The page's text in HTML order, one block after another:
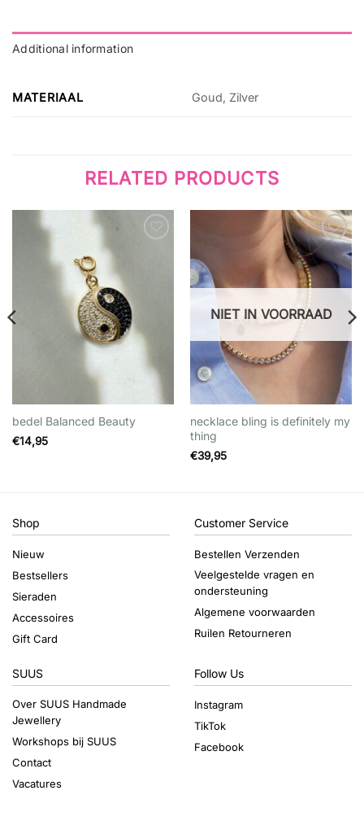
Additional information
MATERIAAL Goud, Zilver
RELATED PRODUCTS
bedel Balanced Beauty
€14,95
Wishlist
NIET IN VOORRAAD
necklace bling is definitely my
thing
€39,95
Shop
Nieuw
Bestsellers
Sieraden
Accessoires
Gift Card
Customer Service
Bestellen Verzenden
Veelgestelde vragen en
ondersteuning
Algemene voorwaarden
Ruilen Retourneren
SUUS
Over SUUS Handmade
Jewellery
Workshops bij SUUS
Contact
Vacatures
Follow Us
Instagram
TikTok
Facebook